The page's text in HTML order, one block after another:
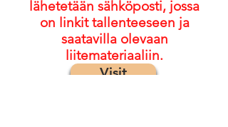
lähetetään sähköposti, jossa
on linkit tallenteeseen ja
saatavilla olevaan
liitemateriaaliin.
Visit